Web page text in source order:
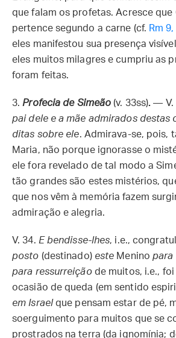
que falam os profetas. Acresce que
pertence segundo a carne (cf. Rm 9,
eles manifestou sua presença
eles muitos milagres e cumpriu as
foram feitas.
3. Profecia de Simeão (v. 33ss). — V.
pai dele e a mãe admirados destas
ditas sobre ele. Admirava-se, pois,
Maria, não porque ignorasse o
ele fora revelado de tal modo a
tão grandes são estes mistérios,
que nos vêm à memória fazem
admiração e alegria.
V. 34. E bendisse-lhes, i.e.,
posto (destinado) este Meninopara
para ressurreiçãode muitos, i.e.,
ocasião de queda (em sentido
em Israelque pensam estar de pé,
soerguimento para muitos que se
prostrados na terra (da ignomínia;